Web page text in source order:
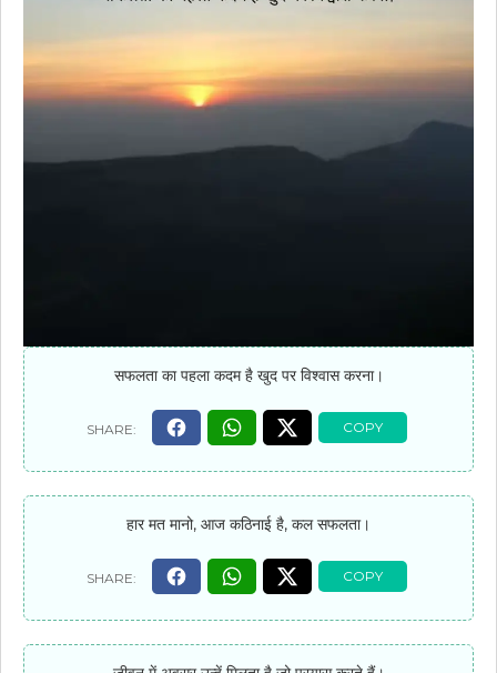
सफलता का पहला कदम है खुद पर विश्वास करना।
हार मत मानो, आज कठिनाई है, कल सफलता।